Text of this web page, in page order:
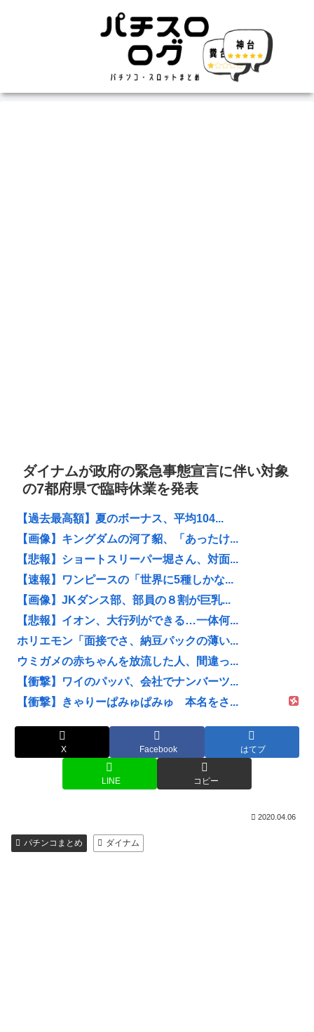
ダイナムが政府の緊急事態宣言に伴い対象
の7都府県で臨時休業を発表
【過去最高額】夏のボーナス、平均104...
【画像】キングダムの河了貂、「あったけ...
【悲報】ショートスリーパー堀さん、対面...
【速報】ワンピースの「世界に5種しかな...
【画像】JKダンス部、部員の８割が巨乳...
【悲報】イオン、大行列ができる…一体何...
ホリエモン「面接でさ、納豆パックの薄い...
ウミガメの赤ちゃんを放流した人、間違っ...
【衝撃】ワイのパッパ、会社でナンバーツ...
【衝撃】きゃりーぱみゅぱみゅ 本名をさ...
X Facebook はてブ
LINE コピー
2020.04.06
パチンコまとめ ダイナム